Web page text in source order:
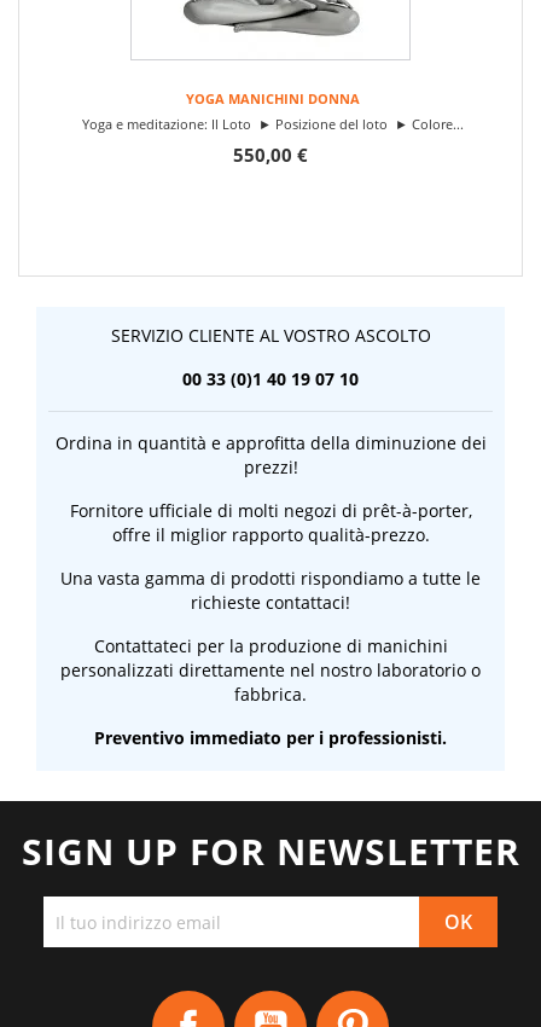
YOGA MANICHINI DONNA
Yoga e meditazione: Il Loto ► Posizione del loto ► Colore...
550,00 €
SERVIZIO CLIENTE AL VOSTRO ASCOLTO
00 33 (0)1 40 19 07 10
Ordina in quantità e approfitta della diminuzione dei
prezzi!
Fornitore ufficiale di molti negozi di prêt-à-porter,
offre il miglior rapporto qualità-prezzo.
Una vasta gamma di prodotti rispondiamo a tutte le
richieste contattaci!
Contattateci per la produzione di manichini
personalizzati direttamente nel nostro laboratorio o
fabbrica.
Preventivo immediato per i professionisti.
SIGN UP FOR NEWSLETTER
Facebook YouTube